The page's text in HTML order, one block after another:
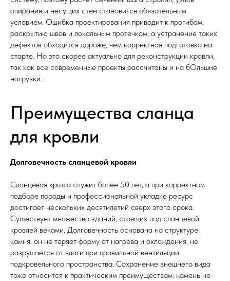
опирания и несущих стен становится обязательным
условием. Ошибка проектирования приводит к прогибам,
раскрытию швов и локальным протечкам, а устранение таких
дефектов обходится дороже, чем корректная подготовка на
старте. Но это скорее актуально для реконструкции кровли,
так как все современные проекты рассчитаны и на бОльшие
нагрузки.
Преимущества сланца
для кровли
Долговечность сланцевой кровли
Сланцевая крыша служит более 50 лет, а при корректном
подборе породы и профессиональной укладке ресурс
достигает нескольких десятилетий сверх этого срока.
Существует множество зданий, стоящих под сланцевой
кровлей веками. Долговечность основана на структуре
камня: он не теряет форму от нагрева и охлаждения, не
разрушается от влаги при правильной вентиляции
подкровельного пространства. Сохранение внешнего вида
тоже относится к практическим преимуществам: камень не